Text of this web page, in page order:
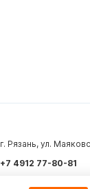
г. Рязань, ул.
+7 4912 77-80-81